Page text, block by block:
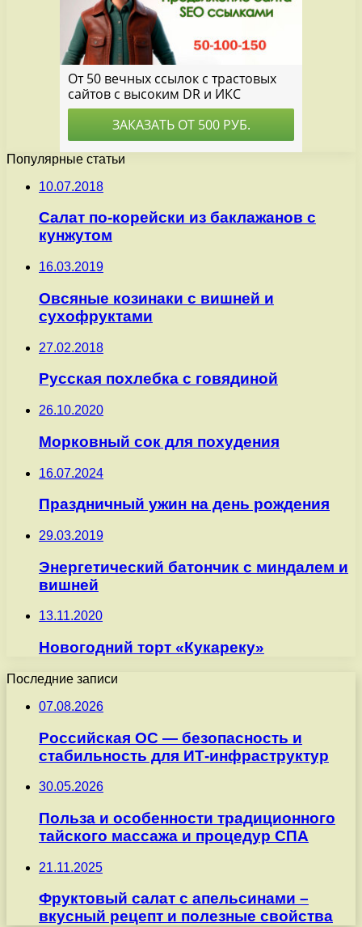
Популярные статьи
10.07.2018
Салат по-корейски из баклажанов с
кунжутом
16.03.2019
Овсяные козинаки с вишней и
сухофруктами
27.02.2018
Русская похлебка с говядиной
26.10.2020
Морковный сок для похудения
16.07.2024
Праздничный ужин на день рождения
29.03.2019
Энергетический батончик с миндалем и
вишней
13.11.2020
Новогодний торт «Кукареку»
Последние записи
07.08.2026
Российская ОС — безопасность и
стабильность для ИТ-инфраструктур
30.05.2026
Польза и особенности традиционного
тайского массажа и процедур СПА
21.11.2025
Фруктовый салат с апельсинами –
вкусный рецепт и полезные свойства